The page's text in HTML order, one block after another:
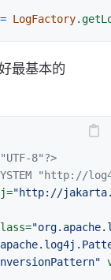
= LogFactory.
最基本的
8"?>
"http://
"http://